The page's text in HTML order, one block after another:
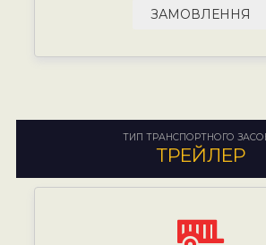
ЗАМОВЛЕННЯ
ТИП ТРАНСПОРТНОГО
ТРЕЙЛЕР